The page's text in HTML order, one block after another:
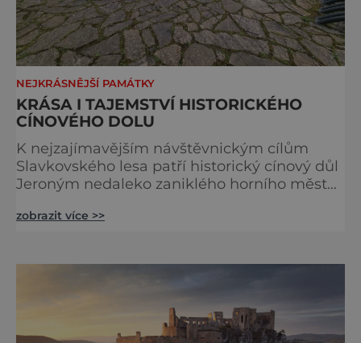
NEJKRÁSNĚJŠÍ PAMÁTKY
KRÁSA I TAJEMSTVÍ HISTORICKÉHO
CÍNOVÉHO DOLU
K nejzajímavějším návštěvnickým cílům
Slavkovského lesa patří historický cínový důl
Jeroným nedaleko zaniklého horního města
středověku. Národní kulturní památka je
poměrně konkrétní představu o namáhavé
ids="91631,91630,91632,91633,91634,91635,9
zobrazit více >>